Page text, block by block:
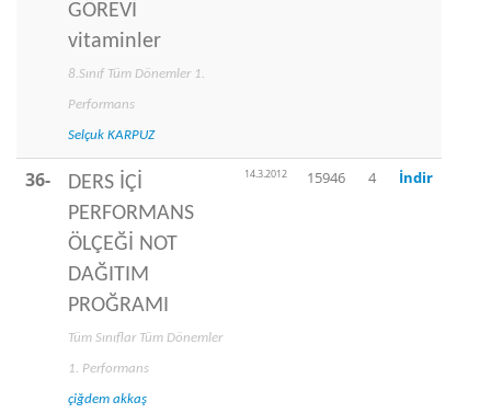
GÖREVİ
vitaminler
8.Sınıf Tüm Dönemler 1.
Performans
Selçuk KARPUZ
36-
DERS İÇİ
PERFORMANS
ÖLÇEĞİ NOT
DAĞITIM
PROĞRAMI
Tüm Sınıflar Tüm Dönemler
1. Performans
çiğdem akkaş
14.3.2012 15946 4 İndir